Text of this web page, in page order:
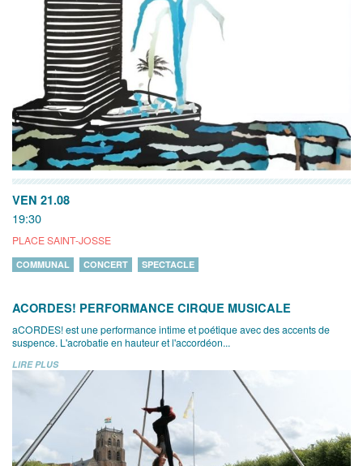
VEN 21.08
19:30
PLACE SAINT-JOSSE
COMMUNAL CONCERT SPECTACLE
ACORDES! PERFORMANCE CIRQUE MUSICALE
aCORDES! est une performance intime et poétique avec des accents de
suspence. L'acrobatie en hauteur et l'accordéon...
LIRE PLUS